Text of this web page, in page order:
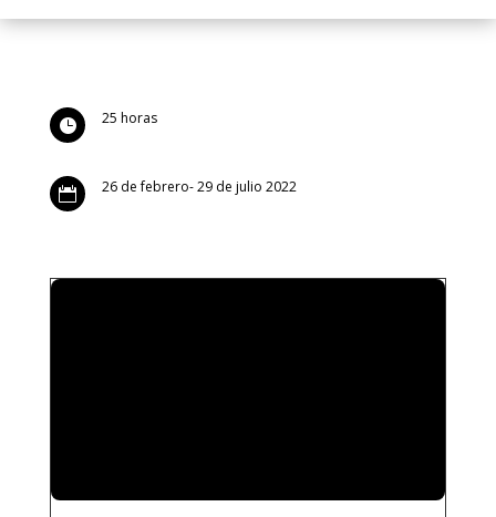
 25 horas
 26 de febrero- 29 de julio 2022